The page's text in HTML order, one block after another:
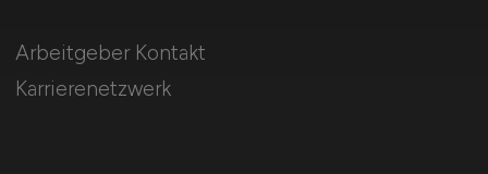
Arbeitgeber Kontakt
Karrierenetzwerk